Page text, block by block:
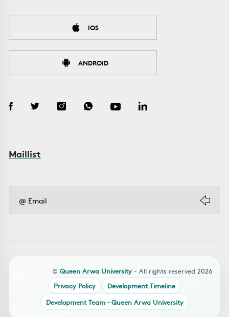
IOS
ANDROID
Maillist
© Queen Arwa University - All rights reserved 2026
Privacy Policy
Development Timeline
Development Team – Queen Arwa University